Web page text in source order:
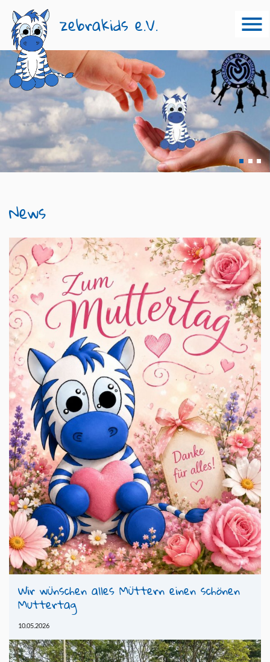
zebrakids e.V.
1 2 3
News
Wir wün­schen alles Müt­tern einen schö­nen
Mut­ter­tag
10.05.2026